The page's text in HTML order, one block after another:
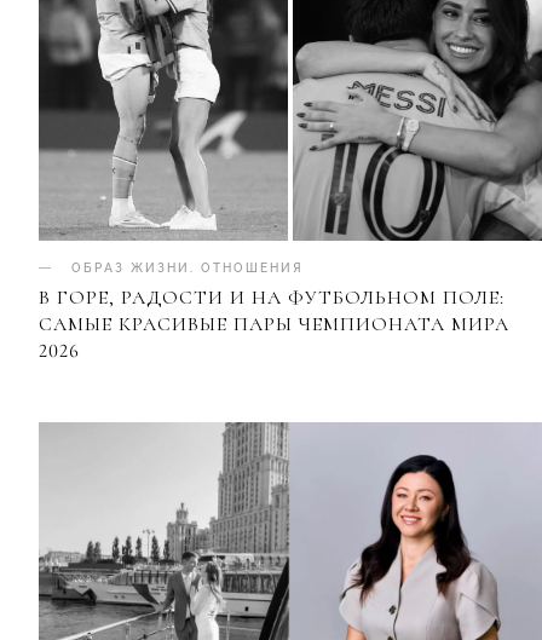
ОБРАЗ ЖИЗНИ ОТНОШЕНИЯ
В ГОРЕ, РАДОСТИ И НА ФУТБОЛЬНОМ ПОЛЕ:
САМЫЕ КРАСИВЫЕ ПАРЫ ЧЕМПИОНАТА МИРА
2026